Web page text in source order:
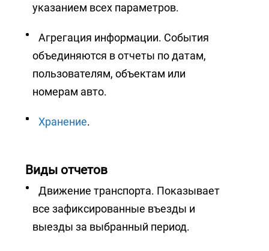
указанием всех параметров.
Агрегация информации. События
объединяются в отчеты по датам,
пользователям, объектам или
номерам авто.
Хранение.
Виды отчетов
Движение транспорта. Показывает
все зафиксированные въезды и
выезды за выбранный период.